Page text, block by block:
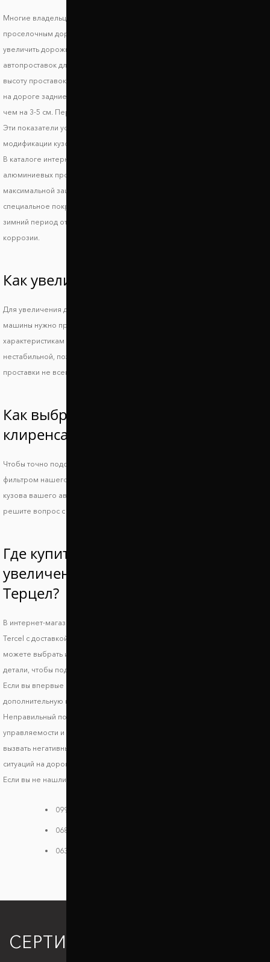
Многие владельцы автомобилей Toyota Tercel знают, что такое езда по
проселочным дорогам и загородным трассам и поэтому стараются
увеличить дорожный просвет Тойота Терцел. При выборе
автопроставок для увеличения клиренса стоит обратить внимание на
высоту проставок. Для сохранения маневренности и устойчивости авто
на дороге задние проставки должны поднимать автомобиль не более,
чем на 3-5 см. Передние проставки лучше использовать высотой до 2 см.
Эти показатели условные и могут отличаться в зависимости от
модификации кузова.
В каталоге интернет магазина Автопроставка вы найдете комплекты
алюминиевых проставок на переднюю и заднюю ось Тойота Терцел. Для
максимальной защиты на проставки Тойота Терцел наносится
специальное покрытие из полимера. Оно защищает автопроставки в
зимний период от воздействия дорожной химии, а также от процессов
коррозии.
Как увеличить клиренс Toyota Tercel?
Для увеличения дорожного просвета и сохранения устойчивости
машины нужно правильно подобрать подходящие по техническим
характеристикам проставки. Слишком большой просвет делает машину
нестабильной, поэтому повышается риск опрокидывания, а низкие
проставки не всегда позволяют решить основную проблему.
Как выбрать проставки увеличения
клиренса Тойота Терцел?
Чтобы точно подобрать проставки для Toyota Tercel, воспользуйтесь
фильтром нашего сайта или свяжитесь с менеджером и укажите ВИН
кузова вашего авто. Так вы получите идеально совместимые проставки и
решите вопрос с дорожным просветом.
Где купить проставки для
увеличения клиренса Тойота
Терцел?
В интернет-магазине Автопроставка можно купить проставки Toyota
Tercel с доставкой по всей территории Украины. В нашем каталоге вы
можете выбрать и заказать подходящие по форме, высоте и стоимости
детали, чтобы поднять авто и улучшить его ходовые характеристики.
Если вы впервые выбираете запчасти, обязательно получите
дополнительную консультацию, чтобы исключить риск несовместимости.
Неправильный подбор проставок может стать причиной ухудшения
управляемости и стабильности транспортного средства, что может
вызвать негативные последствия и риски возникновения опасных
ситуаций на дороге.
Если вы не нашли своей модели в каталоге, звоните нам:
099 784 38 08
068 182 48 40
063 396 33 26
СЕРТИФИКАЦИЯ